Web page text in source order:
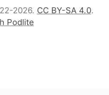
2026. CC BY-SA 4.0.
Podlite